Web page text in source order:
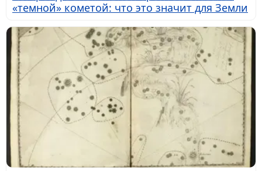
«темной» кометой: что это значит для Земли